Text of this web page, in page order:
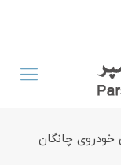
چانگان